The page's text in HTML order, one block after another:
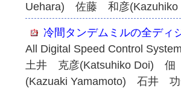
Uehara) 佐藤 和彦(Kazuhiko
冷間タンデムミルの全ディ
All Digital Speed Control
土井 克彦(Katsuhiko Doi)
(Kazuaki Yamamoto) 石井